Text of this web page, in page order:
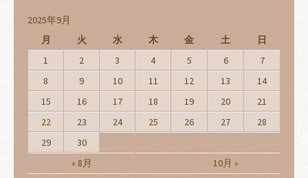
2025年9月
月
火 水 木 金 土 日
« 8月 10月 »
1 2 3 4 5 6
7
8
9 10 11 12 13
14
15
16 17 18 19 20
21
22
23 24 25 26 27
28
29
30